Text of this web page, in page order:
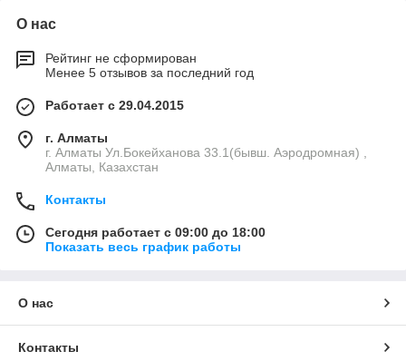
О нас
Рейтинг не сформирован
Менее 5 отзывов за последний год
Работает с 29.04.2015
г. Алматы
г. Алматы Ул.Бокейханова 33.1(бывш. Аэродромная) ,
Алматы, Казахстан
Контакты
Сегодня работает с 09:00 до 18:00
Показать весь график работы
О нас
Контакты